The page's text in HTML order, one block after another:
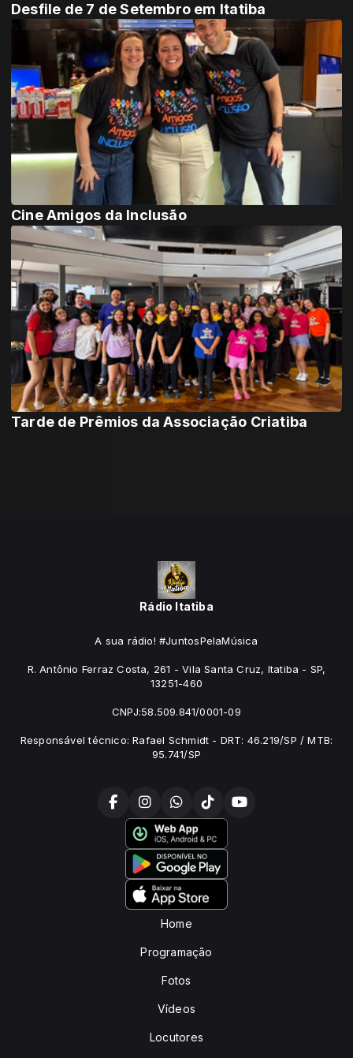
Desfile de 7 de Setembro em Itatiba
Cine Amigos da Inclusão
Tarde de Prêmios da Associação Criatiba
Rádio Itatiba
A sua rádio! #JuntosPelaMúsica
R. Antônio Ferraz Costa, 261 - Vila Santa Cruz, Itatiba - SP,
13251-460
CNPJ:58.509.841/0001-09
Responsável técnico: Rafael Schmidt - DRT: 46.219/SP / MTB:
95.741/SP
Home
Programação
Fotos
Vídeos
Locutores